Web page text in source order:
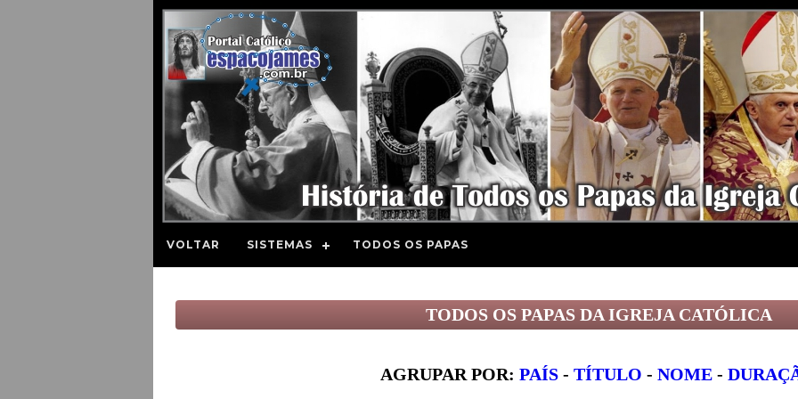
VOLTAR SISTEMAS TODOS OS PAPAS
TODOS OS PAPAS DA IGREJA CATÓLICA
AGRUPAR POR: PAÍS - TÍTULO - NOME -